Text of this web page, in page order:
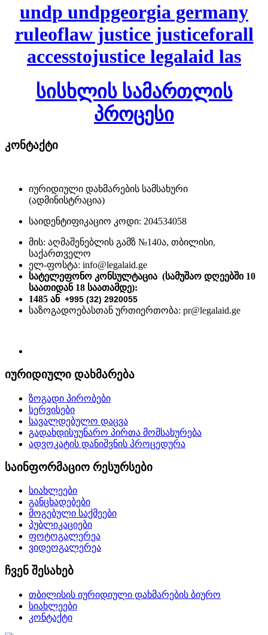
undp undpgeorgia germany
ruleoflaw justice justiceforall
accesstojustice legalaid las
სისხლის სამართლის
პროცესი
კონტაქტი
იურიდიული დახმარების სამსახური
(ადმინისტრაცია)
საიდენტიფიკაციო კოდი: 204534058
მის: აღმაშენებლის გამზ №140ა, თბილისი,
საქართველო
ელ-ფოსტა: info@legalaid.ge
სატელეფონო კონსულტაცია (სამუშაო დღეებში 10
საათიდან 18 საათამდე):
1485 ან +995 (32) 2920055
საზოგადოებასთან ურთიერთობა: pr@legalaid.ge
იურიდიული დახმარება
ზოგადი პირობები
სერვისები
სავალდებულო დაცვა
გადახდისუუნარო პირთა მომსახურება
ადვოკატის დანიშვნის პროცედურა
საინფორმაციო რესურსები
სიახლეები
განცხადებები
მოგებული საქმეები
პუბლიკაციები
ფოტოგალერეა
ვიდეოგალერეა
ჩვენ შესახებ
თბილისის იურიდიული დახმარების ბიურო
სიახლეები
კონტაქტი